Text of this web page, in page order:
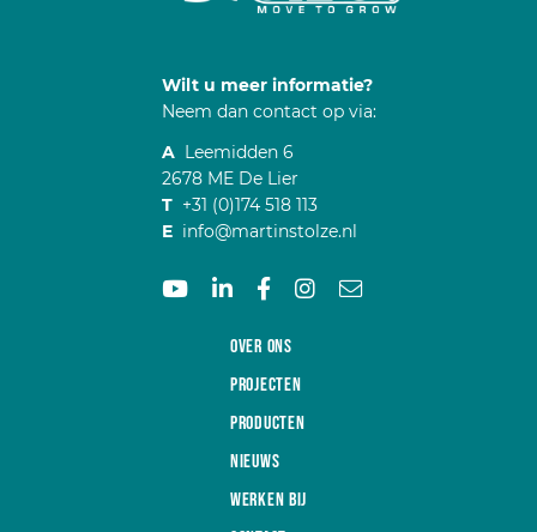
Wilt u meer informatie?
Neem dan contact op via:
ALeemidden 6
2678 ME De Lier
T+31 (0)174 518 113
Einfo@martinstolze.nl
Over ons
Projecten
Producten
Nieuws
Werken bij